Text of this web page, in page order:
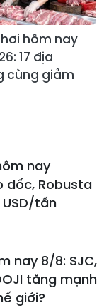
hôm nay
17 địa
cùng giảm
nay
dốc, Robusta
tấn
nay 8/8: SJC,
tăng mạnh
giới?